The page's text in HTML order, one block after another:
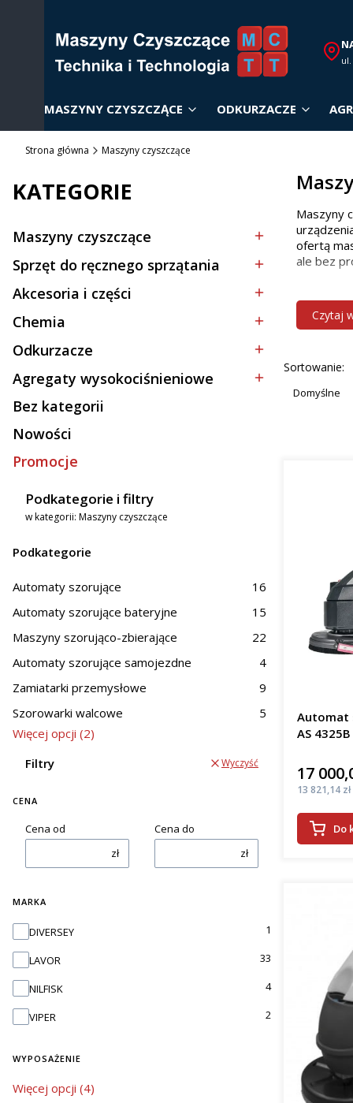
MASZYNY CZYSZCZĄCE ODKURZACZE
Strona główna Maszyny czyszczące
KATEGORIE
Kategoria - Maszyny czyszczące
Maszyny czyszczące
Kategoria - Sprzęt do ręcznego sprzątania
Sprzęt do ręcznego sprzątania
Kategoria - Akcesoria i części
Akcesoria i części
Kategoria - Chemia
Chemia
Kategoria - Odkurzacze
Odkurzacze
Kategoria - Agregaty wysokociśnieniowe
Agregaty wysokociśnieniowe
Kategoria - Bez kategorii
Bez kategorii
Nowości
Promocje
Podkategorie i filtry
w kategorii: Maszyny czyszczące
Podkategorie
Automaty szorujące
16
Automaty szorujące bateryjne
15
Maszyny szorująco-zbierające
22
Automaty szorujące samojezdne
4
Zamiatarki przemysłowe
9
Szorowarki walcowe
5
Więcej opcji (2)
Filtry
Wyczyść
CENA
Cena od
zł
Cena do
zł
MARKA
Marka
DIVERSEY 1
LAVOR 33
NILFISK 4
VIPER 2
WYPOSAŻENIE
wyposażenie
Więcej opcji (4)
Maszyny
ofertą
ale bez
Wybór
Na
woj.
woj.
pady
zbiera
wieloma
Czytaj
Lista
Sortowanie:
Domyślne
Automat
AS 4325B
Cena
17
Cena
13 821,14 zł
Do